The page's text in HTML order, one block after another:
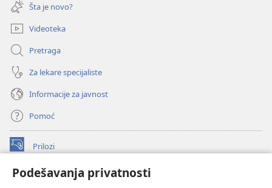
Podešavanja privatnosti
prozor)
Šta je novo?
Videoteka
Pretraga
Za lekare specijaliste
Informacije za javnost
Pomoć
Prilozi
(otvara
prozor)ONLAJN BIBLIOTEKA Watchtower